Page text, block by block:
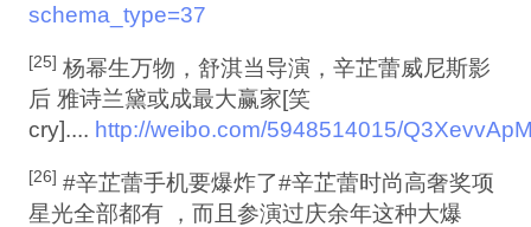
schema_type=37
[25] 杨幂生万物，舒淇当导演，辛芷蕾威尼斯影
后 雅诗兰黛或成最大赢家[笑
cry].... http://weibo.com/5948514015/
[26] #辛芷蕾手机要爆炸了#辛芷蕾时尚高奢奖项
星光全部都有 ，而且参演过庆余年这种大爆